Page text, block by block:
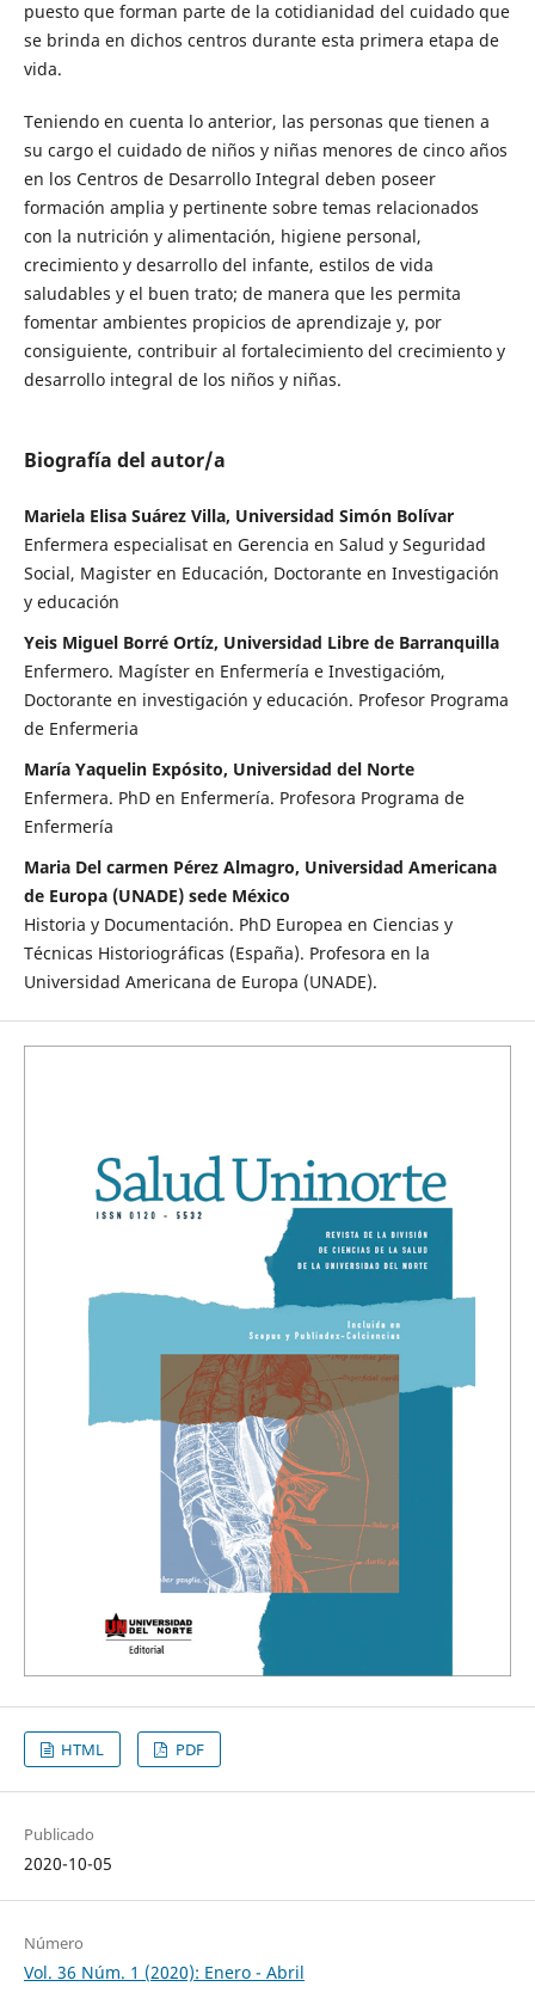
puesto que forman parte de la cotidianidad del cuidado que
se brinda en dichos centros durante esta primera etapa de
vida.
Teniendo en cuenta lo anterior, las personas que tienen a
su cargo el cuidado de niños y niñas menores de cinco años
en los Centros de Desarrollo Integral deben poseer
formación amplia y pertinente sobre temas relacionados
con la nutrición y alimentación, higiene personal,
crecimiento y desarrollo del infante, estilos de vida
saludables y el buen trato; de manera que les permita
fomentar ambientes propicios de aprendizaje y, por
consiguiente, contribuir al fortalecimiento del crecimiento y
desarrollo integral de los niños y niñas.
Biografía del autor/a
Mariela Elisa Suárez Villa, Universidad Simón Bolívar
Enfermera especialisat en Gerencia en Salud y Seguridad
Social, Magister en Educación, Doctorante en Investigación
y educación
Yeis Miguel Borré Ortíz, Universidad Libre de Barranquilla
Enfermero. Magíster en Enfermería e Investigacióm,
Doctorante en investigación y educación. Profesor Programa
de Enfermeria
María Yaquelin Expósito, Universidad del Norte
Enfermera. PhD en Enfermería. Profesora Programa de
Enfermería
Maria Del carmen Pérez Almagro, Universidad Americana
de Europa (UNADE) sede México
Historia y Documentación. PhD Europea en Ciencias y
Técnicas Historiográficas (España). Profesora en la
Universidad Americana de Europa (UNADE).
HTML PDF
Publicado
2020-10-05
Número
Vol. 36 Núm. 1 (2020): Enero - Abril